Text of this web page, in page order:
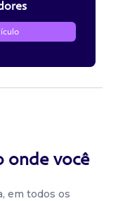
onde você
em todos os